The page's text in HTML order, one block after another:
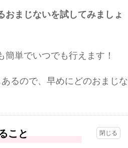
おまじないを試してみましょ
単でいつでも行えます！
るので、早めにどのおまじな
こと